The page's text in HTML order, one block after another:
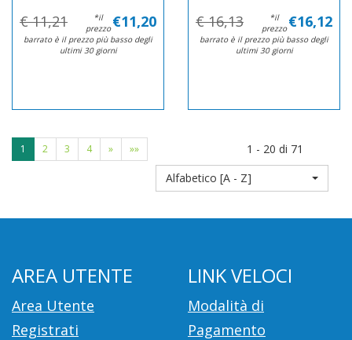
€ 11,21 €11,20
*il
prezzo
barrato è il prezzo più basso degli
ultimi 30 giorni
€ 16,13 €16,12
*il
prezzo
barrato è il prezzo più basso degli
ultimi 30 giorni
1 2 3 4 » »»
1 - 20 di 71
Alfabetico [A - Z]
AREA UTENTE
Area Utente
Registrati
LINK VELOCI
Modalità di
Pagamento